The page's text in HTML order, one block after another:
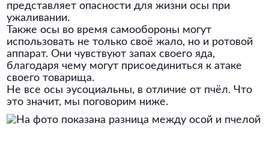
представляет опасности для жизни осы при
ужаливании.
Также осы во время самообороны могут
использовать не только своё жало, но и ротовой
аппарат. Они чувствуют запах своего яда,
благодаря чему могут присоединиться к атаке
своего товарища.
Не все осы эусоциальны, в отличие от пчёл. Что
это значит, мы поговорим ниже.